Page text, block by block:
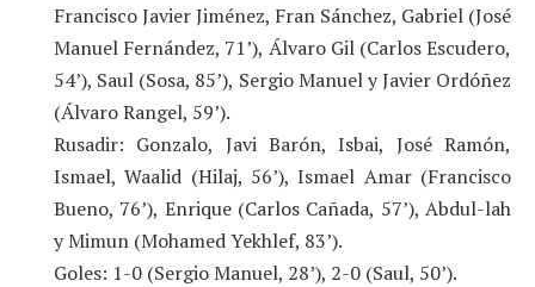
Francisco Javier Jiménez, Fran Sánchez, Gabriel (José
Manuel Fernández, 71’), Álvaro Gil (Carlos Escudero,
54’), Saul (Sosa, 85’), Sergio Manuel y Javier Ordóñez
(Álvaro Rangel, 59’).
Rusadir: Gonzalo, Javi Barón, Isbai, José Ramón,
Ismael, Waalid (Hilaj, 56’), Ismael Amar (Francisco
Bueno, 76’), Enrique (Carlos Cañada, 57’), Abdul-lah
y Mimun (Mohamed Yekhlef, 83’).
Goles: 1-0 (Sergio Manuel, 28’), 2-0 (Saul, 50’).